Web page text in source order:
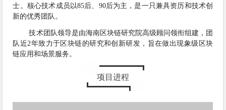
士。核心技术成员以85后、90后为主，是一只兼具资历和技术创
新的优秀团队。
技术团队领导是由海南区块链研究院高级顾问领衔组建，团
队近2年致力于区块链的研究和创新研发，旨在做出现象级区块
链应用和场景服务。
项目进程